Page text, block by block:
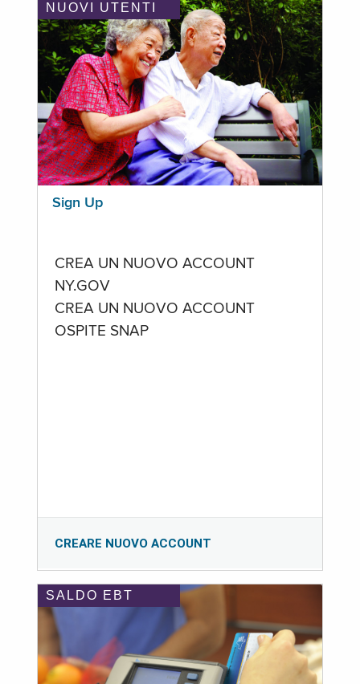
NUOVI UTENTI
Sign Up
CREA UN NUOVO ACCOUNT
NY.GOV
CREA UN NUOVO ACCOUNT
OSPITE SNAP
CREARE NUOVO ACCOUNT
SALDO EBT